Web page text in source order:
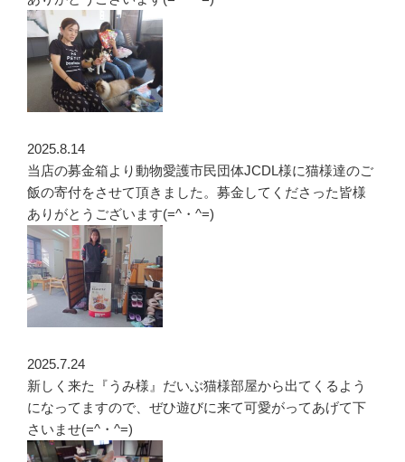
2025.8.14
当店の募金箱より動物愛護市民団体JCDL様に猫様達のご
飯の寄付をさせて頂きました。募金してくださった皆様
ありがとうございます(=^・^=)
2025.7.24
新しく来た『うみ様』だいぶ猫様部屋から出てくるよう
になってますので、ぜひ遊びに来て可愛がってあげて下
さいませ(=^・^=)